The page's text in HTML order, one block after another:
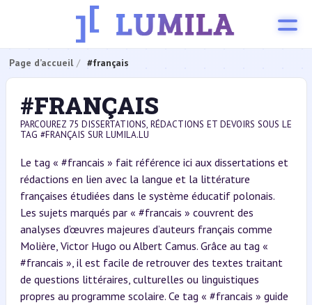
Page d’accueil #français
#FRANÇAIS
PARCOUREZ 75 DISSERTATIONS, RÉDACTIONS ET DEVOIRS SOUS LE
TAG #FRANÇAIS SUR LUMILA.LU
Le tag « #francais » fait référence ici aux dissertations et
rédactions en lien avec la langue et la littérature
françaises étudiées dans le système éducatif polonais.
Les sujets marqués par « #francais » couvrent des
analyses d’œuvres majeures d’auteurs français comme
Molière, Victor Hugo ou Albert Camus. Grâce au tag «
#francais », il est facile de retrouver des textes traitant
de questions littéraires, culturelles ou linguistiques
propres au programme scolaire. Ce tag « #francais » guide